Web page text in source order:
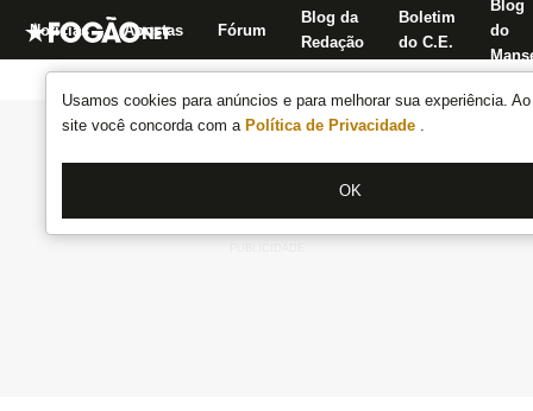
Usamos cookies para anúncios e para melhorar sua experiência.
site você concorda com a Política de Privacidade .
OK
Notícias Apostas Fórum
Blog da
Redação
Boletim
do C.E.
Blog
do